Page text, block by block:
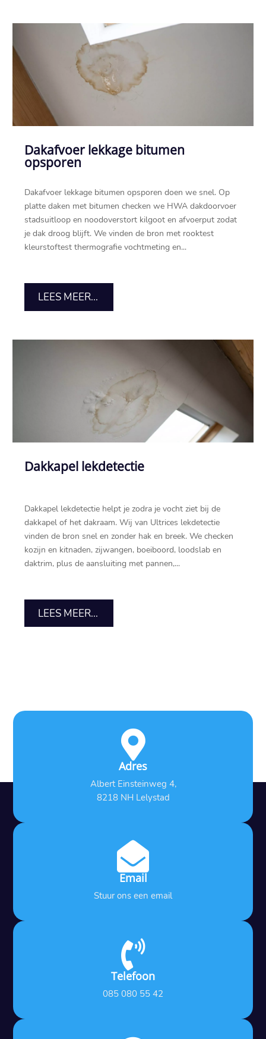
Dakafvoer lekkage bitumen
opsporen
Dakafvoer lekkage bitumen opsporen doen we snel.​ Op
platte daken met bitumen checken we HWA dakdoorvoer
stadsuitloop en noodoverstort kilgoot en afvoerput zodat
je dak droog blijft.​ We vinden de bron met rooktest
kleurstoftest thermografie vochtmeting en...
LEES MEER...
Dakkapel lekdetectie
Dakkapel lekdetectie helpt je zodra je vocht ziet bij de
dakkapel of het dakraam.​ Wij van Ultrices lekdetectie
vinden de bron snel en zonder hak en breek.​ We checken
kozijn en kitnaden, zijwangen, boeiboord, loodslab en
daktrim, plus de aansluiting met pannen,...
LEES MEER...

Adres
Albert Einsteinweg 4,
8218 NH Lelystad

Email
Stuur ons een email

Telefoon
085 080 55 42